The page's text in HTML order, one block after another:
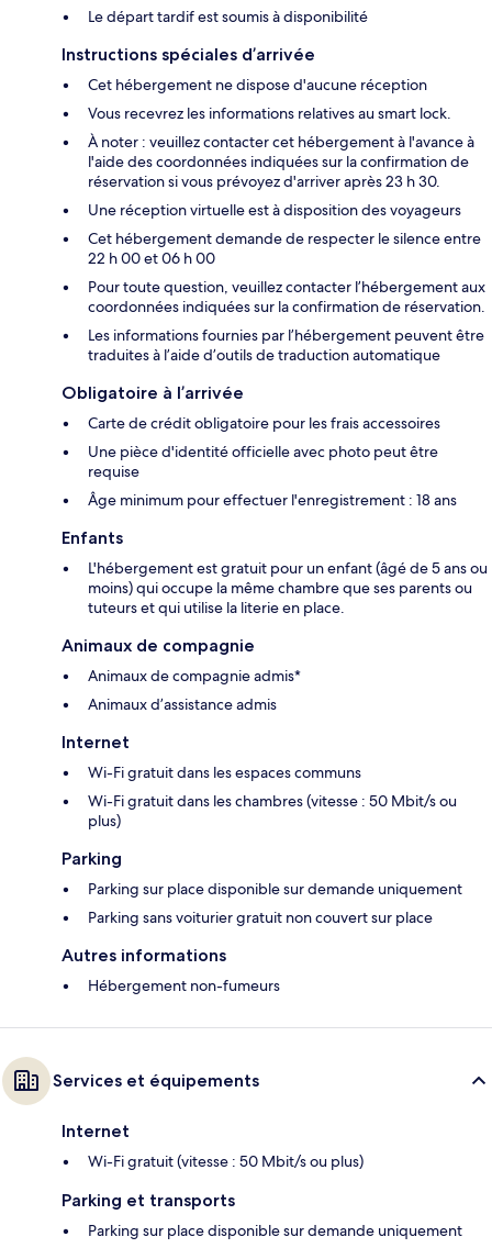
Le départ tardif est soumis à disponibilité
Instructions spéciales d’arrivée
Cet hébergement ne dispose d'aucune réception
Vous recevrez les informations relatives au smart lock.
À noter : veuillez contacter cet hébergement à l'avance à
l'aide des coordonnées indiquées sur la confirmation de
réservation si vous prévoyez d'arriver après 23 h 30.
Une réception virtuelle est à disposition des voyageurs
Cet hébergement demande de respecter le silence entre
22 h 00 et 06 h 00
Pour toute question, veuillez contacter l’hébergement aux
coordonnées indiquées sur la confirmation de réservation.
Les informations fournies par l’hébergement peuvent être
traduites à l’aide d’outils de traduction automatique
Obligatoire à l’arrivée
Carte de crédit obligatoire pour les frais accessoires
Une pièce d'identité officielle avec photo peut être
requise
Âge minimum pour effectuer l'enregistrement : 18 ans
Enfants
L'hébergement est gratuit pour un enfant (âgé de 5 ans ou
moins) qui occupe la même chambre que ses parents ou
tuteurs et qui utilise la literie en place.
Animaux de compagnie
Animaux de compagnie admis*
Animaux d’assistance admis
Internet
Wi-Fi gratuit dans les espaces communs
Wi-Fi gratuit dans les chambres (vitesse : 50 Mbit/s ou
plus)
Parking
Parking sur place disponible sur demande uniquement
Parking sans voiturier gratuit non couvert sur place
Autres informations
Hébergement non-fumeurs
Services et équipements
Internet
Wi-Fi gratuit (vitesse : 50 Mbit/s ou plus)
Parking et transports
Parking sur place disponible sur demande uniquement